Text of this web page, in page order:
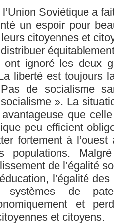
l’Union Soviétique a
un espoir pour
citoyennes et
ont ignoré les deux
liberté est toujours
de socialisme
». La
que
peu efficient
fortement à
Malgré
de l’égalité
l’égalité
de
et
et citoyens.